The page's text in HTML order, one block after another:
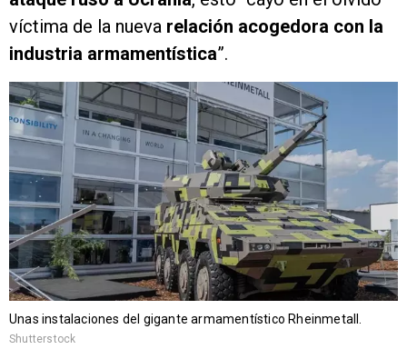
víctima de la nueva relación acogedora con la
industria armamentística”.
Unas instalaciones del gigante armamentístico Rheinmetall.
Shutterstock